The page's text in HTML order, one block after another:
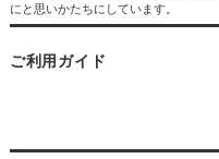
にと思いかたちにしています。
ご利用ガイド